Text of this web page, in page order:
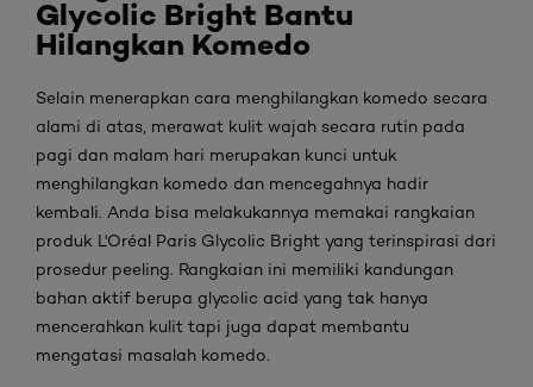
Glycolic Bright Bantu
Hilangkan Komedo
Selain menerapkan cara menghilangkan komedo secara
alami di atas, merawat kulit wajah secara rutin pada
pagi dan malam hari merupakan kunci untuk
menghilangkan komedo dan mencegahnya hadir
kembali. Anda bisa melakukannya memakai rangkaian
produk L'Oréal Paris Glycolic Bright yang terinspirasi dari
prosedur peeling. Rangkaian ini memiliki kandungan
bahan aktif berupa glycolic acid yang tak hanya
mencerahkan kulit tapi juga dapat membantu
mengatasi masalah komedo.